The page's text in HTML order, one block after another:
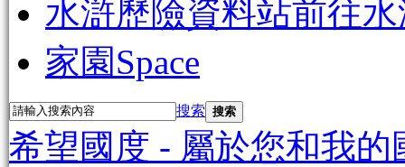
水滸歷險資料站前往
家園Space
搜索 搜索
希望國度 - 屬於您和我的